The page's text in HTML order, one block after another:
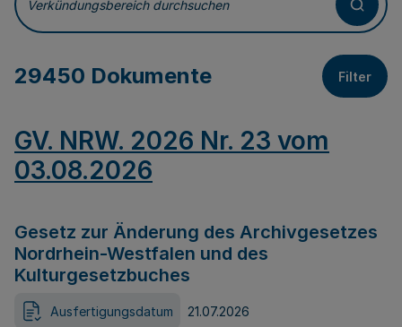
Verkündungsbereich durchsuchen
29450 Dokumente Filter
GV. NRW. 2026 Nr. 23 vom
03.08.2026
Gesetz zur Änderung des Archivgesetzes
Nordrhein-Westfalen und des
Kulturgesetzbuches
Ausfertigungsdatum 21.07.2026